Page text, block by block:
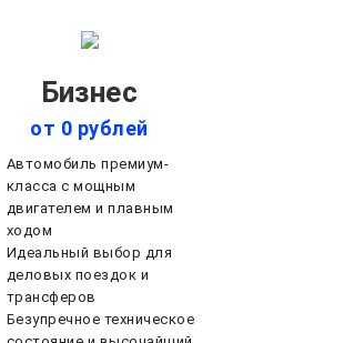
Бизнес
от 0 рублей
Автомобиль премиум-
класса с мощным
двигателем и плавным
ходом
Идеальный выбор для
деловых поездок и
трансферов
Безупречное техническое